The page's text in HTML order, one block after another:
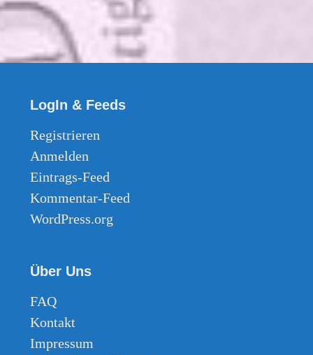
LogIn & Feeds
Registrieren
Anmelden
Eintrags-Feed
Kommentar-Feed
WordPress.org
Über Uns
FAQ
Kontakt
Impressum